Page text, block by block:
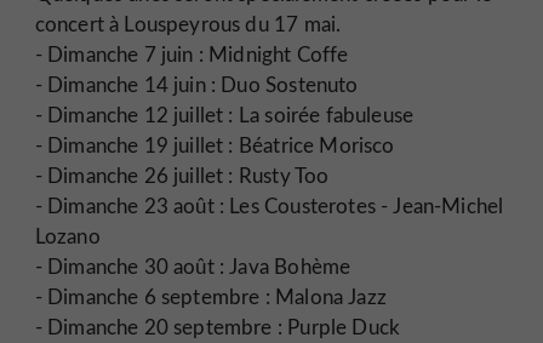
concert à Louspeyrous du 17 mai.
- Dimanche 7 juin : Midnight Coffe
- Dimanche 14 juin : Duo Sostenuto
- Dimanche 12 juillet : La soirée fabuleuse
- Dimanche 19 juillet : Béatrice Morisco
- Dimanche 26 juillet : Rusty Too
- Dimanche 23 août : Les Cousterotes - Jean-Michel
Lozano
- Dimanche 30 août : Java Bohème
- Dimanche 6 septembre : Malona Jazz
- Dimanche 20 septembre : Purple Duck